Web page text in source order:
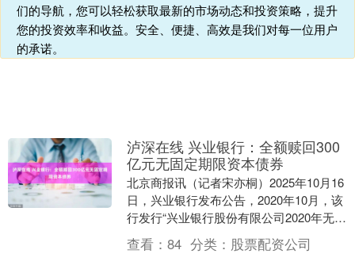
们的导航，您可以轻松获取最新的市场动态和投资策略，提升
您的投资效率和收益。安全、便捷、高效是我们对每一位用户
的承诺。
泸深在线 兴业银行：全额赎回300
亿元无固定期限资本债券
北京商报讯（记者宋亦桐）2025年10月16
日，兴业银行发布公告，2020年10月，该
行发行“兴业银行股份有限公司2020年无固
定期限资本债券”（以下简称“本期....
查看： 84 分类： 股票配资公司